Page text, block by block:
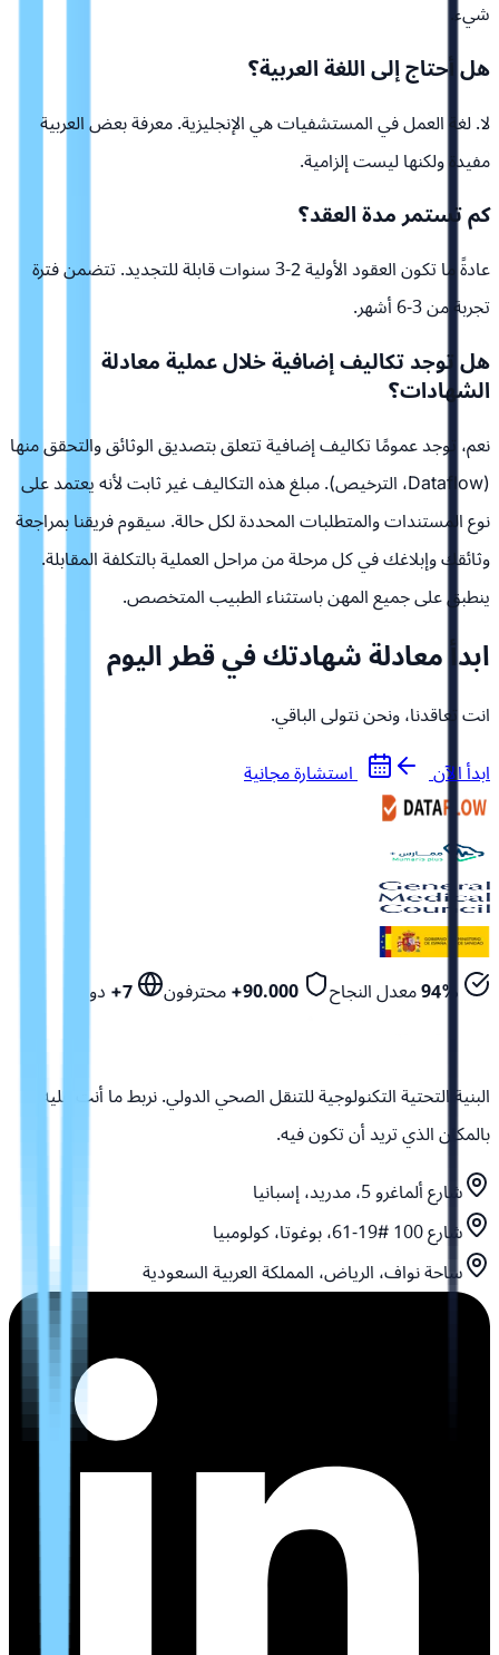
شيء.
هل أحتاج إلى اللغة العربية؟
لا. لغة العمل في المستشفيات هي الإنجليزية. معرفة بعض العربية
مفيدة ولكنها ليست إلزامية.
كم تستمر مدة العقد؟
عادةً ما تكون العقود الأولية 2-3 سنوات قابلة للتجديد. تتضمن فترة
تجربة من 3-6 أشهر.
هل توجد تكاليف إضافية خلال عملية معادلة
الشهادات؟
نعم، توجد عمومًا تكاليف إضافية تتعلق بتصديق الوثائق والتحقق منها
(Dataflow، الترخيص). مبلغ هذه التكاليف غير ثابت لأنه يعتمد على
نوع المستندات والمتطلبات المحددة لكل حالة. سيقوم فريقنا بمراجعة
وثائقك وإبلاغك في كل مرحلة من مراحل العملية بالتكلفة المقابلة.
ينطبق على جميع المهن باستثناء الطبيب المتخصص.
ابدأ معادلة شهادتك في قطر اليوم
انت تعاقدنا، ونحن نتولى الباقي.
ابدأ الآن
استشارة مجانية
94%معدل النجاح 90.000+ محترفون 7+ دول
البنية التحتية التكنولوجية للتنقل الصحي الدولي. نربط ما أنت عليه
بالمكان الذي تريد أن تكون فيه.
شارع ألماغرو 5، مدريد، إسبانيا
شارع 100 #19-61، بوغوتا، كولومبيا
ساحة نواف، الرياض، المملكة العربية السعودية